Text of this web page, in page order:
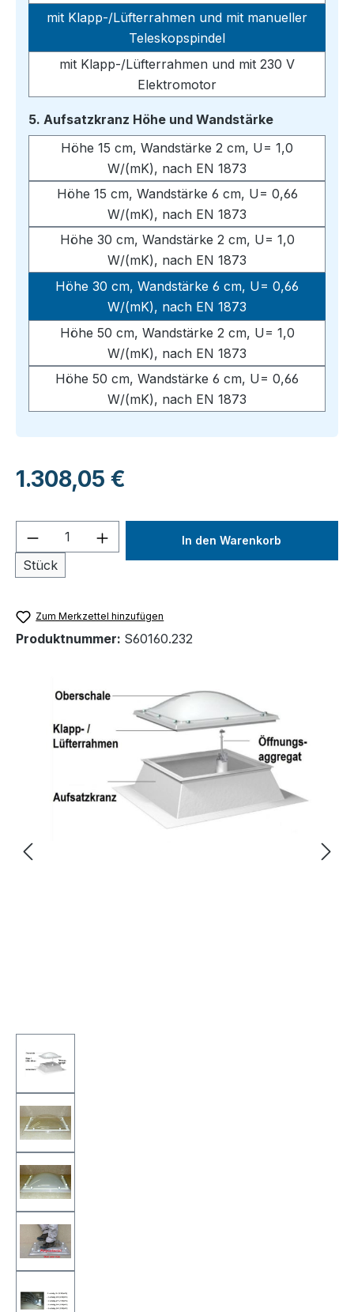
mit Klapp-/Lüfterrahmen und mit manueller
Teleskopspindel
mit Klapp-/Lüfterrahmen und mit 230 V
Elektromotor
5. Aufsatzkranz Höhe und Wandstärkeauswählen
Höhe 15 cm, Wandstärke 2 cm, U= 1,0
W/(mK), nach EN 1873
Höhe 15 cm, Wandstärke 6 cm, U= 0,66
W/(mK), nach EN 1873
Höhe 30 cm, Wandstärke 2 cm, U= 1,0
W/(mK), nach EN 1873
Höhe 30 cm, Wandstärke 6 cm, U= 0,66
W/(mK), nach EN 1873
Höhe 50 cm, Wandstärke 2 cm, U= 1,0
W/(mK), nach EN 1873
Höhe 50 cm, Wandstärke 6 cm, U= 0,66
W/(mK), nach EN 1873
Regulärer Preis:
1.308,05 €
Produkt Anzahl: Gib den
Stück
In den Warenkorb
Zum Merkzettel hinzufügen
Produktnummer: S60160.232